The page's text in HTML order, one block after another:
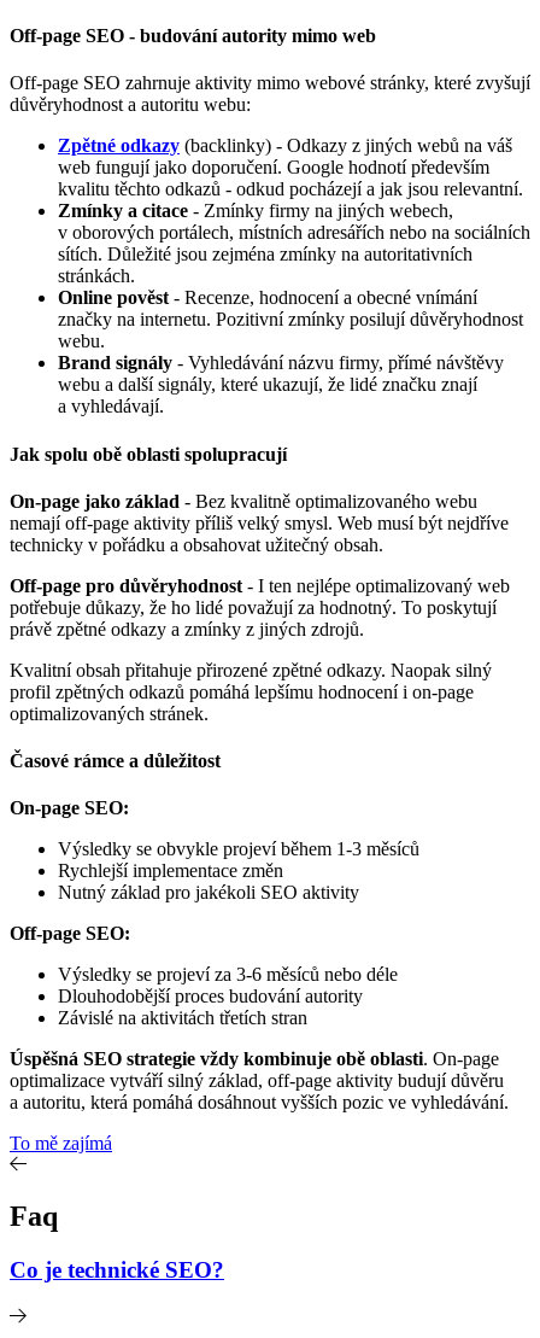
Off-page SEO - budování autority mimo web
Off-page SEO zahrnuje aktivity mimo webové stránky, které zvyšují
důvěryhodnost a autoritu webu:
Zpětné odkazy (backlinky) - Odkazy z jiných webů na váš
web fungují jako doporučení. Google hodnotí především
kvalitu těchto odkazů - odkud pocházejí a jak jsou relevantní.
Zmínky a citace - Zmínky firmy na jiných webech,
v oborových portálech, místních adresářích nebo na sociálních
sítích. Důležité jsou zejména zmínky na autoritativních
stránkách.
Online pověst - Recenze, hodnocení a obecné vnímání
značky na internetu. Pozitivní zmínky posilují důvěryhodnost
webu.
Brand signály - Vyhledávání názvu firmy, přímé návštěvy
webu a další signály, které ukazují, že lidé značku znají
a vyhledávají.
Jak spolu obě oblasti spolupracují
On-page jako základ - Bez kvalitně optimalizovaného webu
nemají off-page aktivity příliš velký smysl. Web musí být nejdříve
technicky v pořádku a obsahovat užitečný obsah.
Off-page pro důvěryhodnost - I ten nejlépe optimalizovaný web
potřebuje důkazy, že ho lidé považují za hodnotný. To poskytují
právě zpětné odkazy a zmínky z jiných zdrojů.
Kvalitní obsah přitahuje přirozené zpětné odkazy. Naopak silný
profil zpětných odkazů pomáhá lepšímu hodnocení i on-page
optimalizovaných stránek.
Časové rámce a důležitost
On-page SEO:
Výsledky se obvykle projeví během 1-3 měsíců
Rychlejší implementace změn
Nutný základ pro jakékoli SEO aktivity
Off-page SEO:
Výsledky se projeví za 3-6 měsíců nebo déle
Dlouhodobější proces budování autority
Závislé na aktivitách třetích stran
Úspěšná SEO strategie vždy kombinuje obě oblasti. On-page
optimalizace vytváří silný základ, off-page aktivity budují důvěru
a autoritu, která pomáhá dosáhnout vyšších pozic ve vyhledávání.
To mě zajímá
Faq
Co je technické SEO?